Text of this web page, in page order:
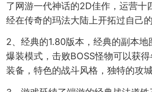
了网游一代神话的2D佳作，运营十
经在传奇的玛法大陆上开拓过自己
2、经典的1.80版本，经典的副本
爆装模式，击败BOSS怪物可以获
装备，特色的战斗风格，独特的攻